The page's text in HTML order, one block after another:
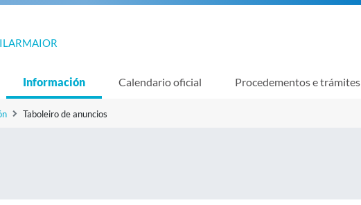
Información Calendario oficial Procedementos e trámites
Taboleiro de anuncios